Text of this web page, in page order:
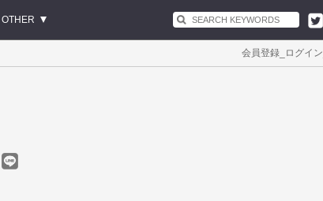
OTHER
会員登録 ログイン